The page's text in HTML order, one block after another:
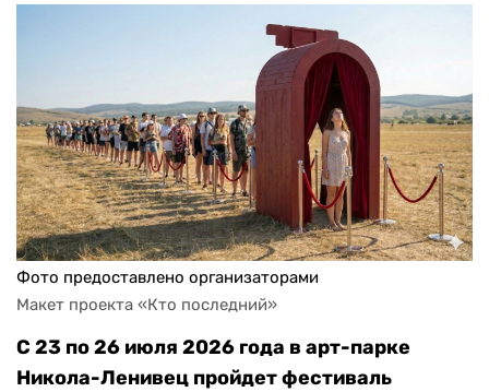
Фото предоставлено организаторами
Макет проекта «Кто последний»
С 23 по 26 июля 2026 года в арт-парке
Никола-Ленивец пройдет фестиваль